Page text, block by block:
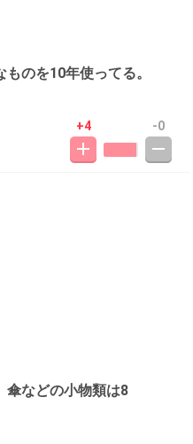
のを10年使ってる。
+4 -0
傘などの小物類は8